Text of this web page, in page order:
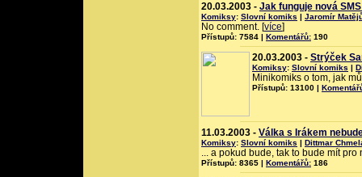
20.03.2003 - Jak funguje nová
Komiksy: Slovní komiks | Jaromír
No comment. [více]
Přístupů: 7584 | Komentářů: 190
20.03.2003 - Strýček
Komiksy: Slovní komiks |
Minikomiks o tom, jak
Přístupů: 13100 |
11.03.2003 - Válka s Irákem
Komiksy: Slovní komiks | Dittmar
... a pokud bude, tak to bude mít
Přístupů: 8365 | Komentářů: 186